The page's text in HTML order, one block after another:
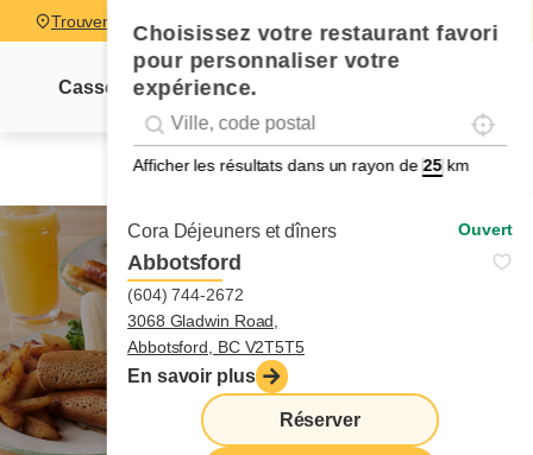
Choisissez votre restaurant favori
pour personnaliser votre
expérience.
Geolocation
Géolocalisation
Afficher les résultats dans un rayon de km
Cora Déjeuners et dîners Ouvert
Abbotsford
(604) 744-2672
3068 Gladwin Road,
Abbotsford, BC V2T5T5
En savoir plus
Réserver
Trouver un restaurant
Cassolettes Sucrés-salés
crêpes